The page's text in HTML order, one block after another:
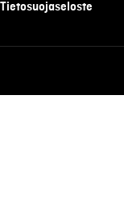
Tietosuojaseloste